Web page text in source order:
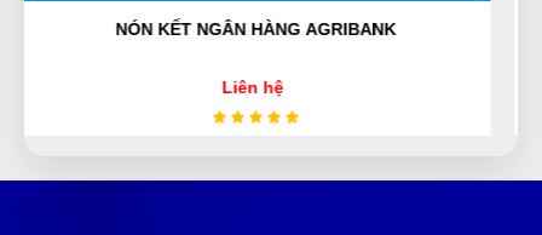
(Đánh giá 1 năm trước)
Được người quen giới thiệu, sản phẩm thật, chất
MÓC KHÓA + PHỤ KIỆN
Liên hệ